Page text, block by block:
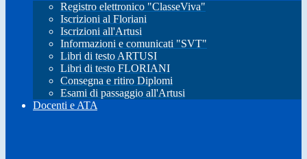
Registro elettronico "ClasseViva"
Iscrizioni al Floriani
Iscrizioni all'Artusi
Informazioni e comunicati "SVT"
Libri di testo ARTUSI
Libri di testo FLORIANI
Consegna e ritiro Diplomi
Esami di passaggio all'Artusi
Docenti e ATA